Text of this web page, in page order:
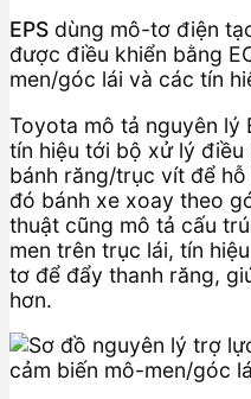
EPS dùng mô-tơ điện
được điều khiển bằng
men/góc lái và các tín
Toyota mô tả nguyên lý
tín hiệu tới bộ xử lý
bánh răng/trục vít để
đó bánh xe xoay theo
thuật cũng mô tả cấu
men trên trục lái, tín
tơ để đẩy thanh răng,
hơn.